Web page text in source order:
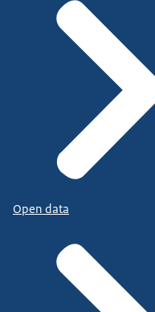
Open data